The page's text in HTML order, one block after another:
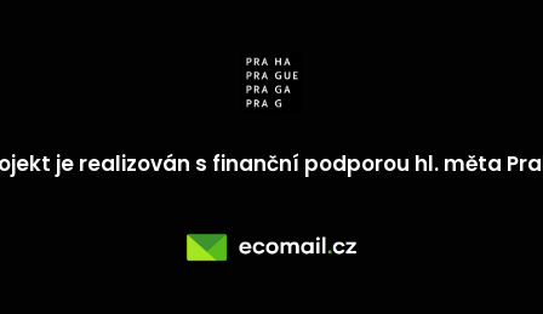
je realizován s finanční podporou hl. měta